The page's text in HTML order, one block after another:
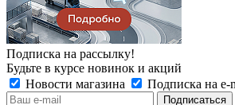
Подписка на рассылку!
Будьте в курсе новинок и акций
Новости магазина
Подписка на e-